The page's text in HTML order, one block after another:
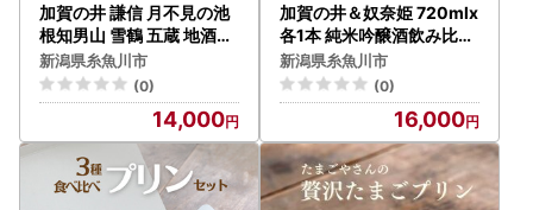
加賀の井 謙信 月不見の池
根知男山 雪鶴 五蔵 地酒飲
み比べセット 300ml×5本
ホタルイカ素干し付き 新
潟 糸魚川 ビーリフト合同
新潟県糸魚川市
(0)
14,000
加賀の井＆奴奈姫 720mlx
各1本 純米吟醸酒飲み比べ
セット 糸魚川地酒 新潟県
ビーリフト合同会社
新潟県糸魚川市
(0)
16,000